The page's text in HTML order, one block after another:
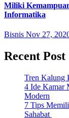
Miliki
Informatika
Bisnis Nov 27,
Recent Post
Tren Kalung
4 Ide Kamar
Modern
7 Tips
Sahabat